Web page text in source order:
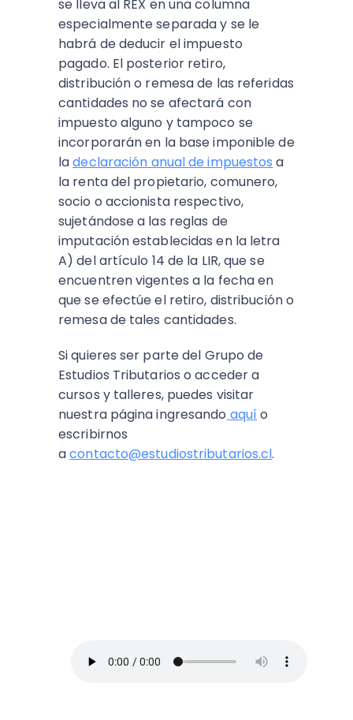
se lleva al REX en una columna
especialmente separada y se le
habrá de deducir el impuesto
pagado. El posterior retiro,
distribución o remesa de las referidas
cantidades no se afectará con
impuesto alguno y tampoco se
incorporarán en la base imponible de
ladeclaración anual de impuestos a
la renta del propietario, comunero,
socio o accionista respectivo,
sujetándose a las reglas de
imputación establecidas en la letra
A) del artículo 14 de la LIR, que se
encuentren vigentes a la fecha en
que se efectúe el retiro, distribución o
remesa de tales cantidades.
Si quieres ser parte del Grupo de
Estudios Tributarios o acceder a
cursos y talleres, puedes visitar
nuestra página ingresando aquío
escribirnos
acontacto@estudiostributarios.cl.